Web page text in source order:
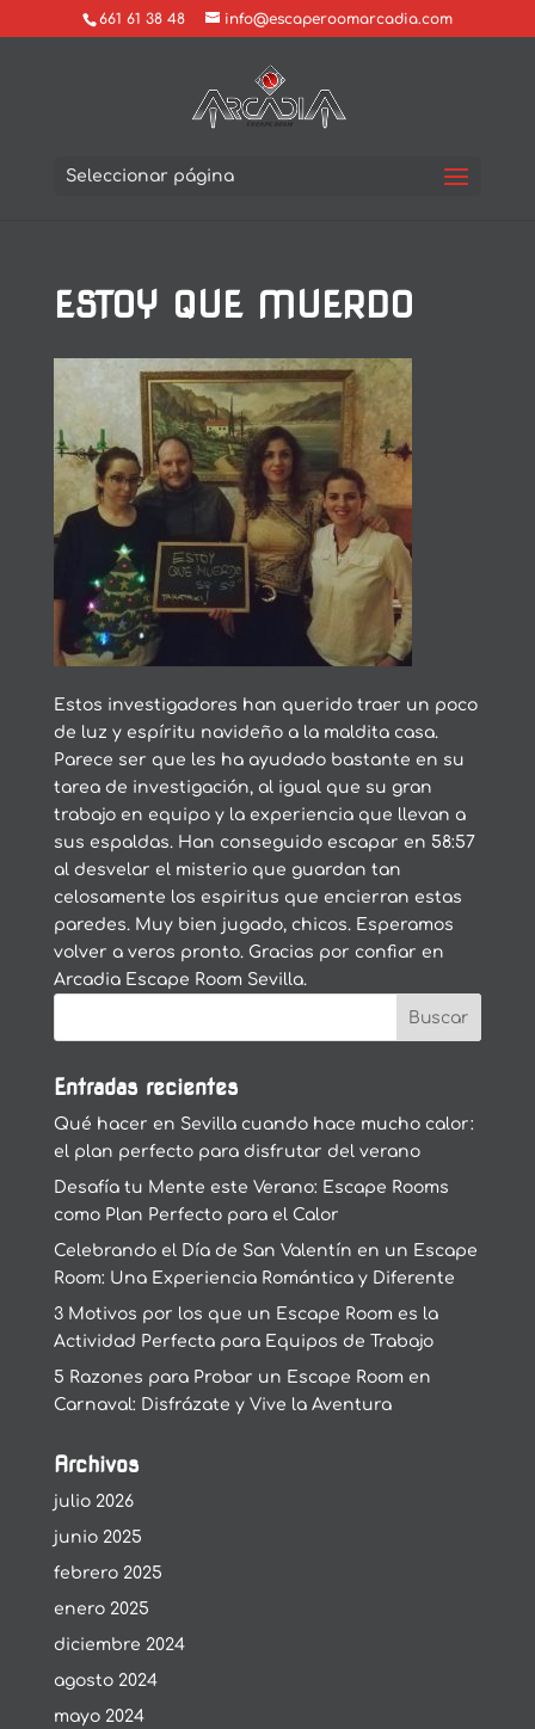
661 61 38 48 info@escaperoomarcadia.com
Seleccionar página
ESTOY QUE MUERDO
Estos investigadores han querido traer un poco
de luz y espíritu navideño a la maldita casa.
Parece ser que les ha ayudado bastante en su
tarea de investigación, al igual que su gran
trabajo en equipo y la experiencia que llevan a
sus espaldas. Han conseguido escapar en 58:57
al desvelar el misterio que guardan tan
celosamente los espiritus que encierran estas
paredes. Muy bien jugado, chicos. Esperamos
volver a veros pronto. Gracias por confiar en
Arcadia Escape Room Sevilla.
Entradas recientes
Qué hacer en Sevilla cuando hace mucho calor:
el plan perfecto para disfrutar del verano
Desafía tu Mente este Verano: Escape Rooms
como Plan Perfecto para el Calor
Celebrando el Día de San Valentín en un Escape
Room: Una Experiencia Romántica y Diferente
3 Motivos por los que un Escape Room es la
Actividad Perfecta para Equipos de Trabajo
5 Razones para Probar un Escape Room en
Carnaval: Disfrázate y Vive la Aventura
Archivos
julio 2026
junio 2025
febrero 2025
enero 2025
diciembre 2024
agosto 2024
mayo 2024